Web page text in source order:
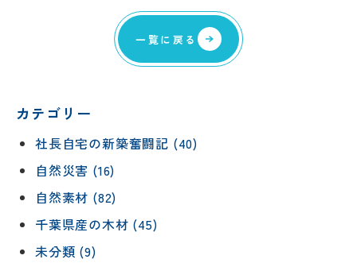
一覧に戻る
カテゴリー
社長自宅の新築奮闘記 (40)
自然災害 (16)
自然素材 (82)
千葉県産の木材 (45)
未分類 (9)